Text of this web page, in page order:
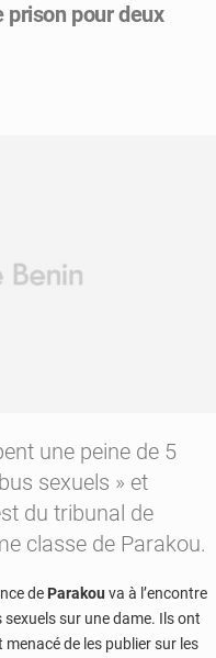
prison pour deux
une peine de 5
sexuels » et
du tribunal de
classe de Parakou.
de Parakou va à l’encontre
sur une dame. Ils ont
de les publier sur les